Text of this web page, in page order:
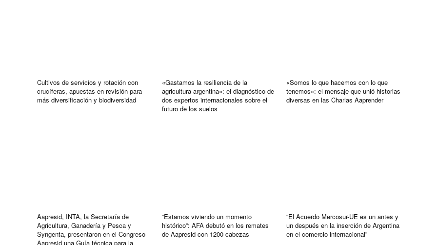
Cultivos de servicios y rotación con
crucíferas, apuestas en revisión para
más diversificación y biodiversidad
«Gastamos la resiliencia de la
agricultura argentina»: el diagnóstico de
dos expertos internacionales sobre el
futuro de los suelos
«Somos lo que hacemos con lo que
tenemos»: el mensaje que unió historias
diversas en las Charlas Aaprender
Aapresid, INTA, la Secretaría de
Agricultura, Ganadería y Pesca y
Syngenta, presentaron en el Congreso
Aapresid una Guía técnica para la
“Estamos viviendo un momento
histórico”: AFA debutó en los remates
de Aapresid con 1200 cabezas
“El Acuerdo Mercosur-UE es un antes y
un después en la inserción de Argentina
en el comercio internacional”